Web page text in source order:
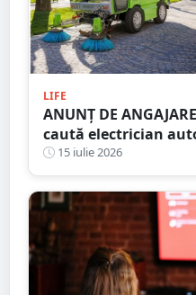
LIFE
ANUNȚ DE
caută electrician
15 iulie 2026